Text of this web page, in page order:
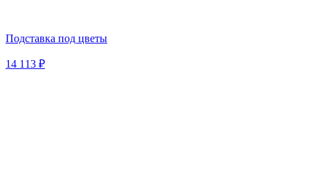
Подставка под цветы
14 113 ₽